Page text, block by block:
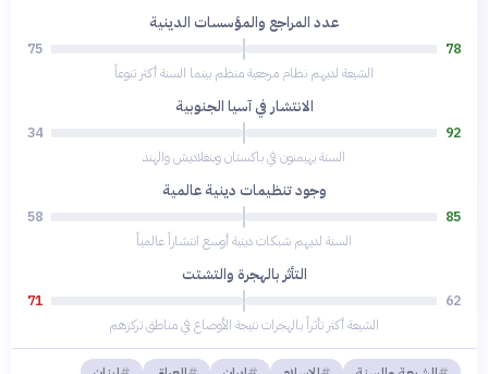
عدد المراجع والمؤسسات الدينية
78
75
الشيعة لديهم نظام مرجعية منظم بينما السنة أكثر تنوعاً
الانتشار في آسيا الجنوبية
92
34
السنة يهيمنون في باكستان وبنغلاديش والهند
وجود تنظيمات دينية عالمية
85
58
السنة لديهم شبكات دينية أوسع انتشاراً عالمياً
التأثر بالهجرة والتشتت
62
71
الشيعة أكثر تأثراً بالهجرات نتيجة الأوضاع في مناطق تركزهم